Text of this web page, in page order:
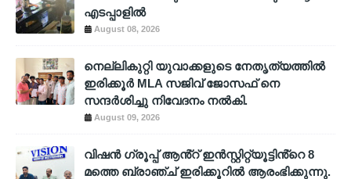
എടപ്പാളില്‍
August 08, 2026
നെല്ലികുറ്റി യുവാക്കളുടെ നേതൃത്യത്തിൽ
ഇരിക്കൂർ MLA സജിവ് ജോസഫ് നെ
സന്ദർശിച്ചു നിവേദനം നൽകി.
August 09, 2026
വിഷൻ ഗ്രൂപ്പ് ആൻ്റ് ഇൻസ്റ്റിറ്റ്യൂട്ടിൻ്റെ 8
മത്തെ ബ്രാഞ്ച് ഇരിക്കൂറിൽ ആരംഭിക്കുന്നു.